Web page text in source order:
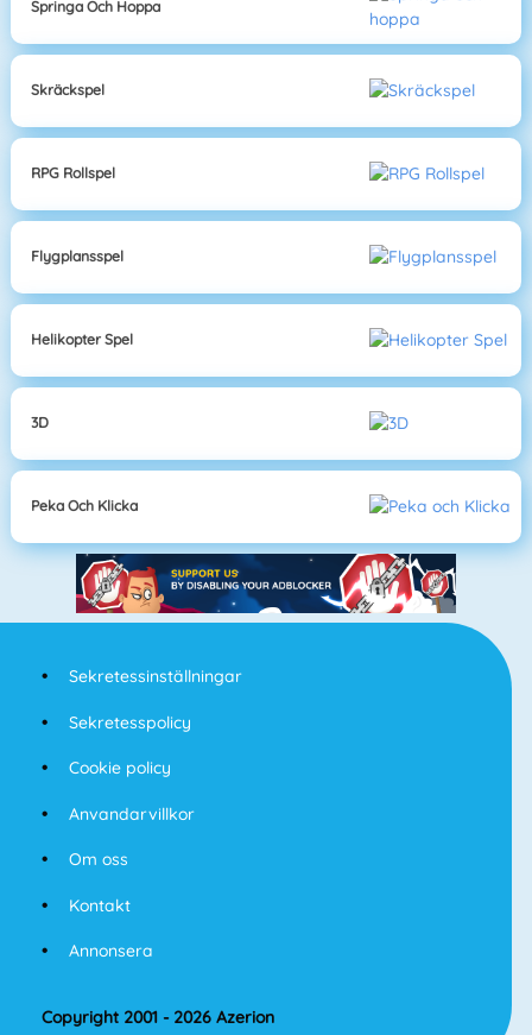
Springa Och Hoppa
Skräckspel
RPG Rollspel
Flygplansspel
Helikopter Spel
3D
Peka Och Klicka
Sekretessinställningar
Sekretesspolicy
Cookie policy
Anvandarvillkor
Om oss
Kontakt
Annonsera
Copyright 2001 - 2026 Azerion